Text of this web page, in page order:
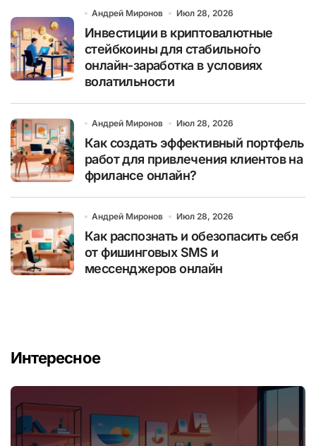
Андрей Миронов Июл 28, 2026
Инвестиции в криптовалютные
стейбкоины для стабильно́го
онлайн-заработка в условиях
волатильности
Андрей Миронов Июл 28, 2026
Как создать эффективный портфель
работ для привлечения клиентов на
фрилансе онлайн?
Андрей Миронов Июл 28, 2026
Как распознать и обезопасить себя
от фишинговых SMS и
мессенджеров онлайн
Интересное